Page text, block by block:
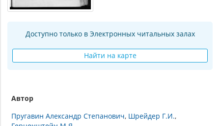
Доступно только в Электронных читальных залах
Найти на карте
Автор
Пругавин Александр Степанович Шрейдер Г.И.